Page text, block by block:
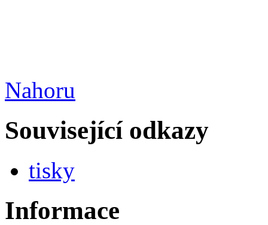
Nahoru
Související odkazy
tisky
Informace